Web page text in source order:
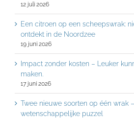
12 juli 2026
Een citroen op een scheepswrak:
ontdekt in de Noordzee
19 juni 2026
Impact zonder kosten – Leuker
maken.
17 juni 2026
Twee nieuwe soorten op één wrak
wetenschappelijke puzzel